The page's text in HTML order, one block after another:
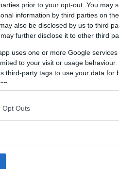
prior to your opt-out. You may
information by third parties on
also be disclosed by us to third
further disclose it to other third
uses one or more Google
to your visit or usage
third-party tags to use your data for
Opt Outs
indietro.
incognita
di mamma e
il tocco che in
quel modo diverso
è associato ai bimbi di 6